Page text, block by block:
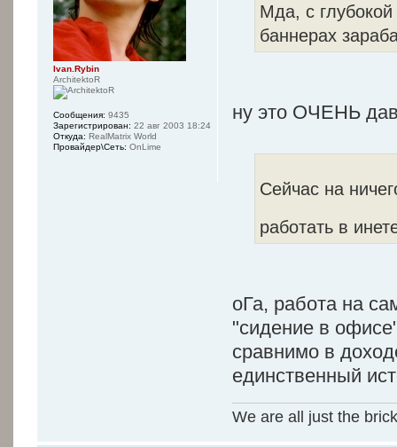
Мда, с
баннерах
ну это ОЧЕНЬ
Сейчас на
работать в
оГа, работа на
"сидение в
сравнимо в
единственный
We are all just the
Ivan.Rybin
ArchitektoR
Сообщения: 9435
Зарегистрирован: 22 авг 2003 18:24
Откуда: RealMatrix World
Провайдер\Сеть: OnLime